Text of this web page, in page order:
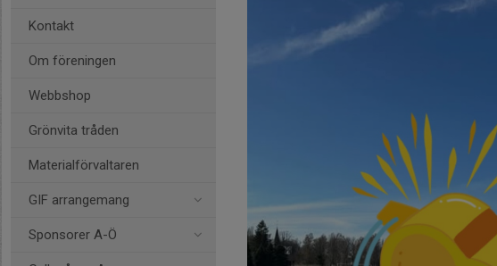
Kontakt
Om föreningen
Webbshop
Grönvita tråden
Materialförvaltaren
GIF arrangemang
Sponsorer A-Ö